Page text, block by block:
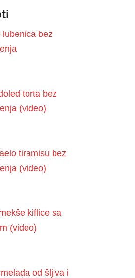
lubenica bez
torta bez
(video)
tiramisu bez
(video)
kiflice sa
(video)
od šljiva i